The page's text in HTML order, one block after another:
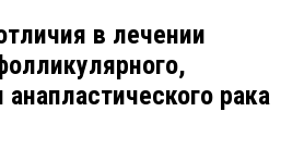
в лечении
рака